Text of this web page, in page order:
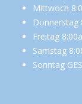
Mittwoch
Donnerstag
Freitag
Samstag
Sonntag